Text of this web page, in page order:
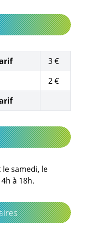
3 €
2 €
le samedi, le
à 18h.